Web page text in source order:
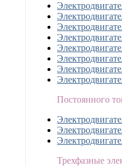
Постоянного
Трехфазные